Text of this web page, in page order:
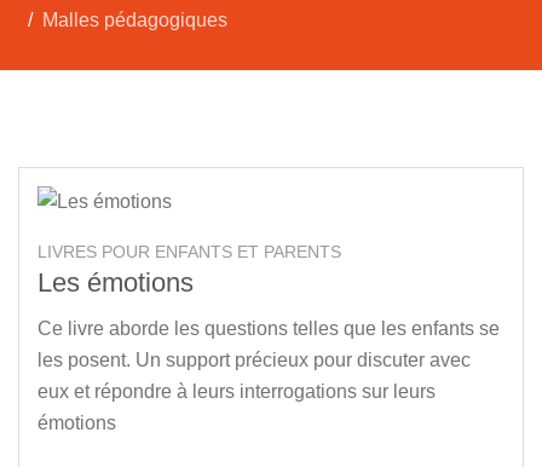
Malles pédagogiques
LIVRES POUR ENFANTS ET PARENTS
Les émotions
Ce livre aborde les questions telles que les enfants se
les posent. Un support précieux pour discuter avec
eux et répondre à leurs interrogations sur leurs
émotions